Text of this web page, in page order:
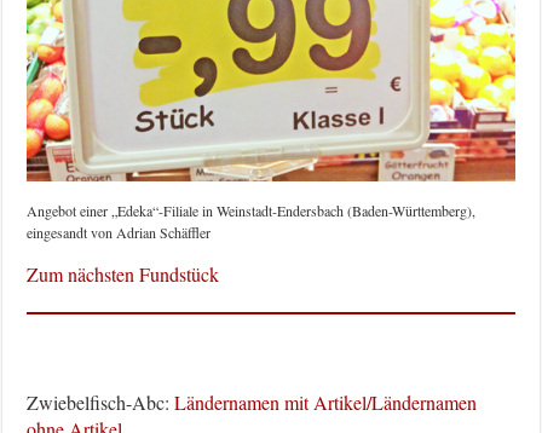
Angebot einer „Edeka“-Filiale in Weinstadt-Endersbach (Baden-Württemberg),
eingesandt von Adrian Schäffler
Zum nächsten Fundstück
Zwiebelfisch-Abc:Ländernamen mit Artikel/Ländernamen